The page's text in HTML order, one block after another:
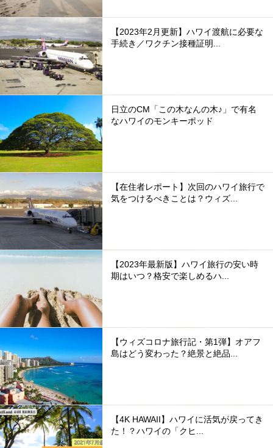
【2023年2月更新】ハワイ渡航に必要な
手続き／ワクチン接種証明...
日立のCM「この木なんの木♪」で有名
なハワイのモンキーポッド
【在住者レポート】次回のハワイ旅行で
気をつけるべきことは？ウィズ...
【2023年最新版】ハワイ旅行の安い時
期はいつ？格安で楽しめるハ...
【ウィズコロナ旅行記・第1弾】オアフ
島はどう変わった？絶景と絶品...
【4K HAWAII】ハワイに活気が戻ってき
た！？ハワイの「クヒ...